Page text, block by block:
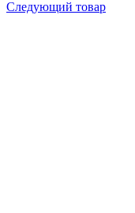
Следующий товар